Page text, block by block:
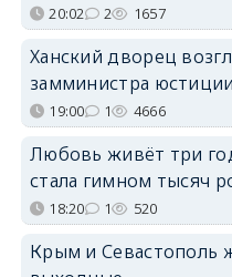
20:02 2 1657
Ханский дворец
замминистра
19:00 1 4666
Любовь живёт три
стала гимном тысяч
18:20 1 520
Крым и Севастополь